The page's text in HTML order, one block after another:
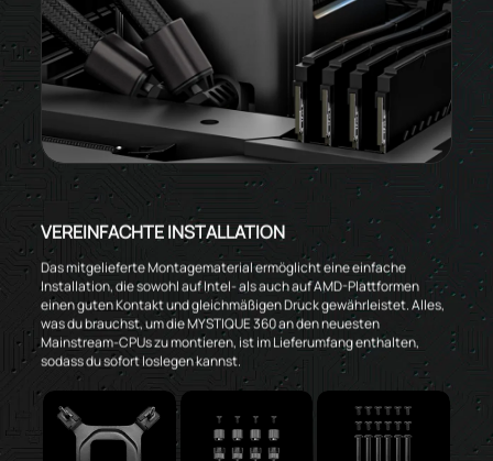
VEREINFACHTE INSTALLATION
Das mitgelieferte Montagematerial ermöglicht eine einfache
Installation, die sowohl auf Intel- als auch auf AMD-Plattformen
einen guten Kontakt und gleichmäßigen Druck gewährleistet. Alles,
was du brauchst, um die MYSTIQUE 360 an den neuesten
Mainstream-CPUs zu montieren, ist im Lieferumfang enthalten,
sodass du sofort loslegen kannst.